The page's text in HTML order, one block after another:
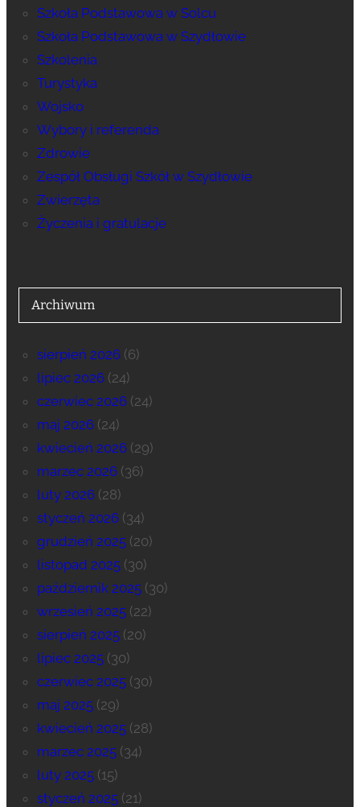
Szkoła Podstawowa w Solcu
Szkoła Podstawowa w Szydłowie
Szkolenia
Turystyka
Wojsko
Wybory i referenda
Zdrowie
Zespół Obsługi Szkół w Szydłowie
Zwierzęta
Życzenia i gratulacje
Archiwum
sierpień 2026(6)
lipiec 2026(24)
czerwiec 2026(24)
maj 2026(24)
kwiecień 2026(29)
marzec 2026(36)
luty 2026(28)
styczeń 2026(34)
grudzień 2025(20)
listopad 2025(30)
październik 2025(30)
wrzesień 2025(22)
sierpień 2025(20)
lipiec 2025(30)
czerwiec 2025(30)
maj 2025(29)
kwiecień 2025(28)
marzec 2025(34)
luty 2025(15)
styczeń 2025(21)